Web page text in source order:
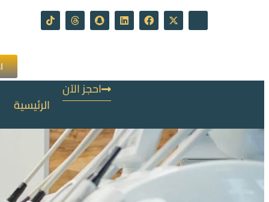
احجز الآن
الرئيسية